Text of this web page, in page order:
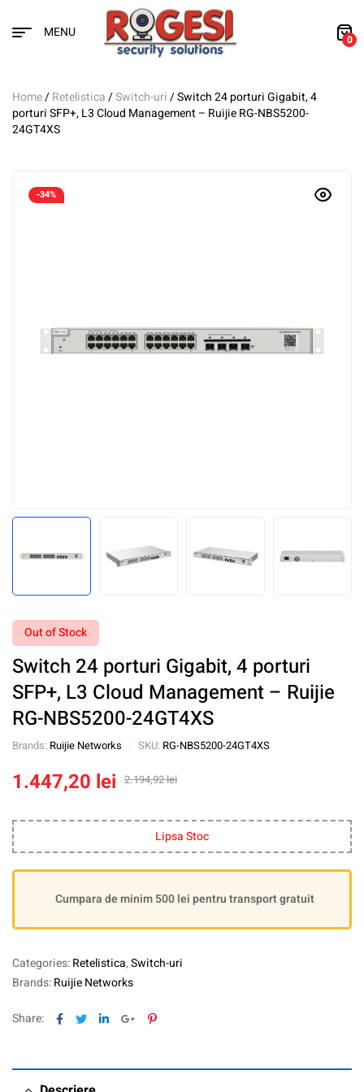
MENU 0
Home/Retelistica/Switch-uri/ Switch 24 porturi Gigabit, 4
porturi SFP+, L3 Cloud Management – Ruijie RG-NBS5200-
24GT4XS
-34%
Out of Stock
Switch 24 porturi Gigabit, 4 porturi
SFP+, L3 Cloud Management – Ruijie
RG-NBS5200-24GT4XS
Brands: Ruijie Networks SKU: RG-NBS5200-24GT4XS
2.194,92lei
1.447,20 lei
Lipsa Stoc
Cumpara de minim 500 lei pentru transport gratuit
Categories:Retelistica,Switch-uri
Brands:Ruijie Networks
Share: Facebook
TwitterLinkedinGoogle+Pinterest